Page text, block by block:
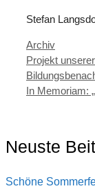
Stefan
Kategorien
Archiv
Projekt
In Memoriam:
Neuste
Schöne